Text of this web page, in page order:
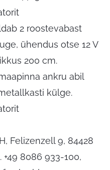
2 roostevabast
ühendus otse 12 V
200 cm.
ankru abil
külge.
Felizenzell 9, 84428
+49 8086 933-100,